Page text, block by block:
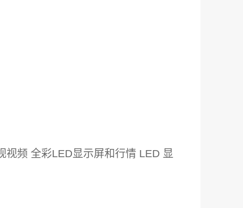
视频 全彩LED显示屏和行情 LED 显